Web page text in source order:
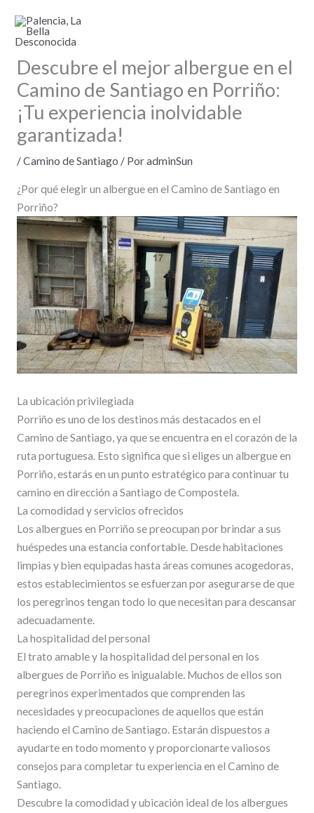
contenido
Descubre el mejor albergue en el
Camino de Santiago en Porriño:
¡Tu experiencia inolvidable
garantizada!
/Camino de Santiago / PoradminSun
¿Por qué elegir un albergue en el Camino de Santiago en
Porriño?
La ubicación privilegiada
Porriño es uno de los destinos más destacados en el
Camino de Santiago, ya que se encuentra en el corazón de la
ruta portuguesa. Esto significa que si eliges un albergue en
Porriño, estarás en un punto estratégico para continuar tu
camino en dirección a Santiago de Compostela.
La comodidad y servicios ofrecidos
Los albergues en Porriño se preocupan por brindar a sus
huéspedes una estancia confortable. Desde habitaciones
limpias y bien equipadas hasta áreas comunes acogedoras,
estos establecimientos se esfuerzan por asegurarse de que
los peregrinos tengan todo lo que necesitan para descansar
adecuadamente.
La hospitalidad del personal
El trato amable y la hospitalidad del personal en los
albergues de Porriño es inigualable. Muchos de ellos son
peregrinos experimentados que comprenden las
necesidades y preocupaciones de aquellos que están
haciendo el Camino de Santiago. Estarán dispuestos a
ayudarte en todo momento y proporcionarte valiosos
consejos para completar tu experiencia en el Camino de
Santiago.
Descubre la comodidad y ubicación ideal de los albergues